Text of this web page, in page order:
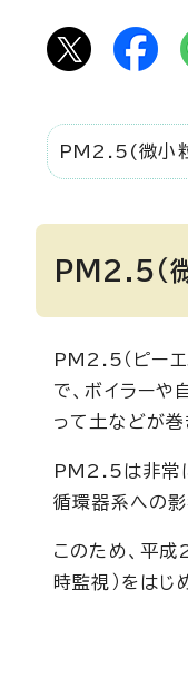
PM2.5(微小粒
PM2.5（
PM2.5（ピー
で、ボイラー
って土などが
PM2.5は非常
循環器系への影
このため、平
時監視）をはじ